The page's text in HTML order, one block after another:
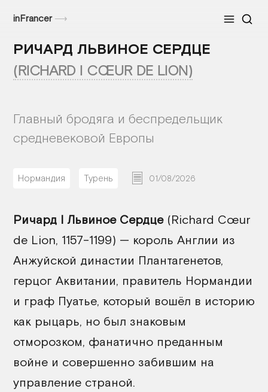
inFrancer⟶ Меню
РИЧАРД ЛЬВИНОЕ СЕРДЦЕ
(RICHARD I CŒUR DE LION)
Главный бродяга и беспредельщик
средневековой Европы
Нормандия Турень 01/08/2026
Ричард I Львиное Сердце(Richard Cœur
de Lion, 1157–1199) — король Англии из
Анжуйской династии Плантагенетов,
герцог Аквитании, правитель Нормандии
и граф Пуатье, который вошёл в историю
как рыцарь, но был знаковым
отморозком, фанатично преданным
войне и совершенно забившим на
управление страной.